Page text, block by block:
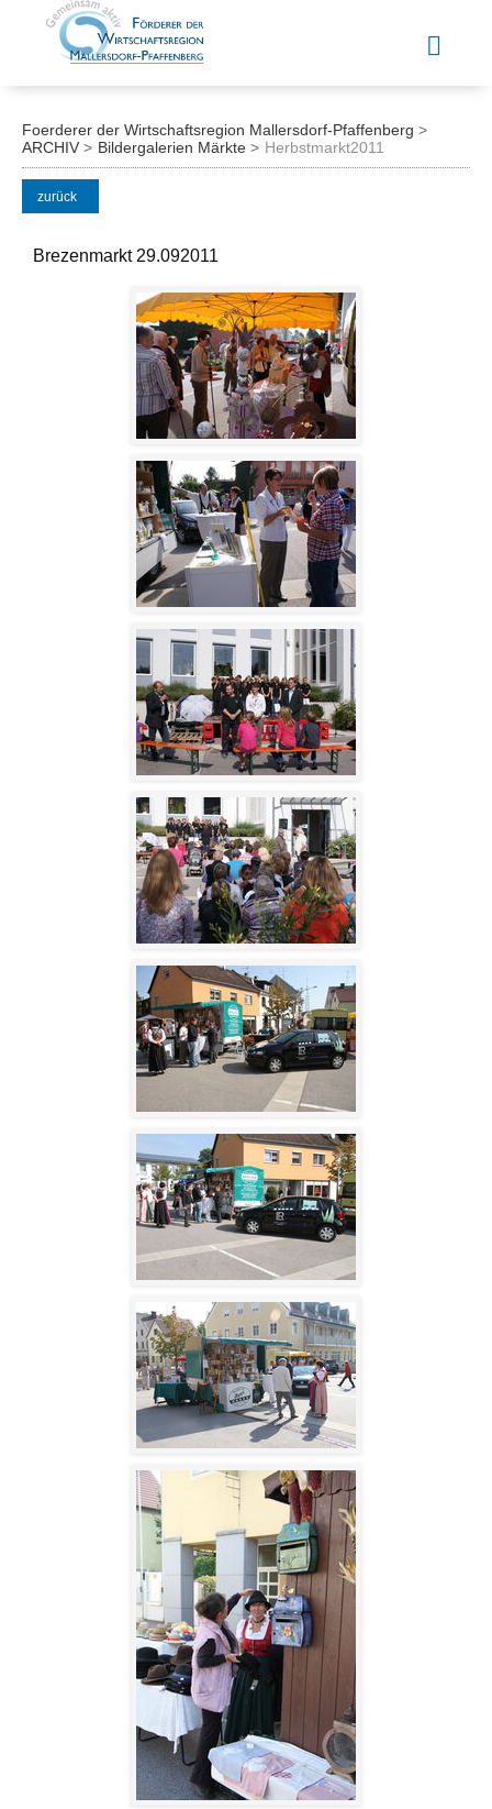
Foerderer der Wirtschaftsregion Mallersdorf-Pfaffenberg
ARCHIV
Bildergalerien Märkte Herbstmarkt2011
zurück
Brezenmarkt 29.092011